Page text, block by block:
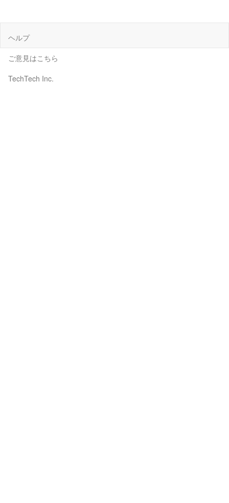
ヘルプ
ご意見はこちら
TechTech Inc.